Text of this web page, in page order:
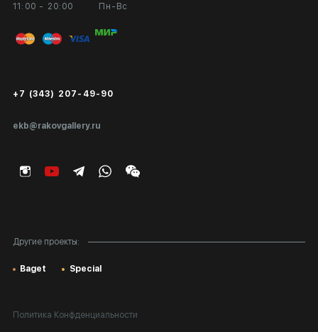
11:00 - 20:00
Пн-Вс
ekb@rakovgallery.ru
+7 (343) 207-49-90
Другие проекты:
Baget Special
Публичная оферта
Экспертиза/Вывоз за границу
Подарочные сертификаты
Политика Конфденциальности